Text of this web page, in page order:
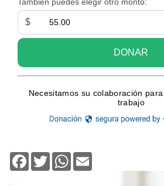
Facebook
TwitterWhatsApp